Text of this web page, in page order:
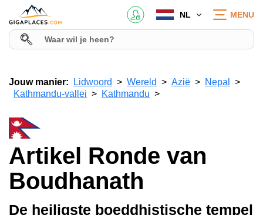
NL MENU
Jouw manier: Lidwoord Wereld Azië
Nepal
Kathmandu-vallei
Kathmandu
Artikel Ronde van
Boudhanath
De heiligste boeddhistische tempel